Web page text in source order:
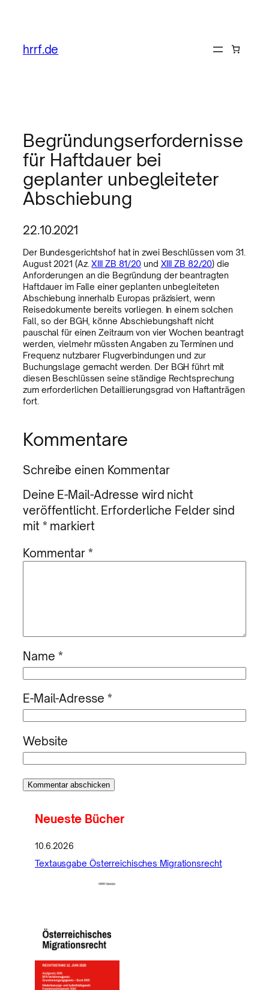
hrrf.de
Begründungserfordernisse
für Haftdauer bei
geplanter unbegleiteter
Abschiebung
22.10.2021
Der Bundesgerichtshof hat in zwei Beschlüssen vom 31.
August 2021 (Az.XIII ZB 81/20 und XIII ZB 82/20) die
Anforderungen an die Begründung der beantragten
Haftdauer im Falle einer geplanten unbegleiteten
Abschiebung innerhalb Europas präzisiert, wenn
Reisedokumente bereits vorliegen. In einem solchen
Fall, so der BGH, könne Abschiebungshaft nicht
pauschal für einen Zeitraum von vier Wochen beantragt
werden, vielmehr müssten Angaben zu Terminen und
Frequenz nutzbarer Flugverbindungen und zur
Buchungslage gemacht werden. Der BGH führt mit
diesen Beschlüssen seine ständige Rechtsprechung
zum erforderlichen Detaillierungsgrad von Haftanträgen
fort.
Kommentare
Schreibe einen Kommentar
Deine E-Mail-Adresse wird nicht
veröffentlicht. Erforderliche Felder sind
mit * markiert
Kommentar*
Name *
E-Mail-Adresse *
Website
Neueste Bücher
10.6.2026
Textausgabe Österreichisches Migrationsrecht